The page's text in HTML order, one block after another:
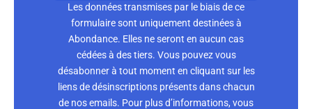
Les données transmises par le biais de ce
formulaire sont uniquement destinées à
Abondance. Elles ne seront en aucun cas
cédées à des tiers. Vous pouvez vous
désabonner à tout moment en cliquant sur les
liens de désinscriptions présents dans chacun
de nos emails. Pour plus d’informations, vous